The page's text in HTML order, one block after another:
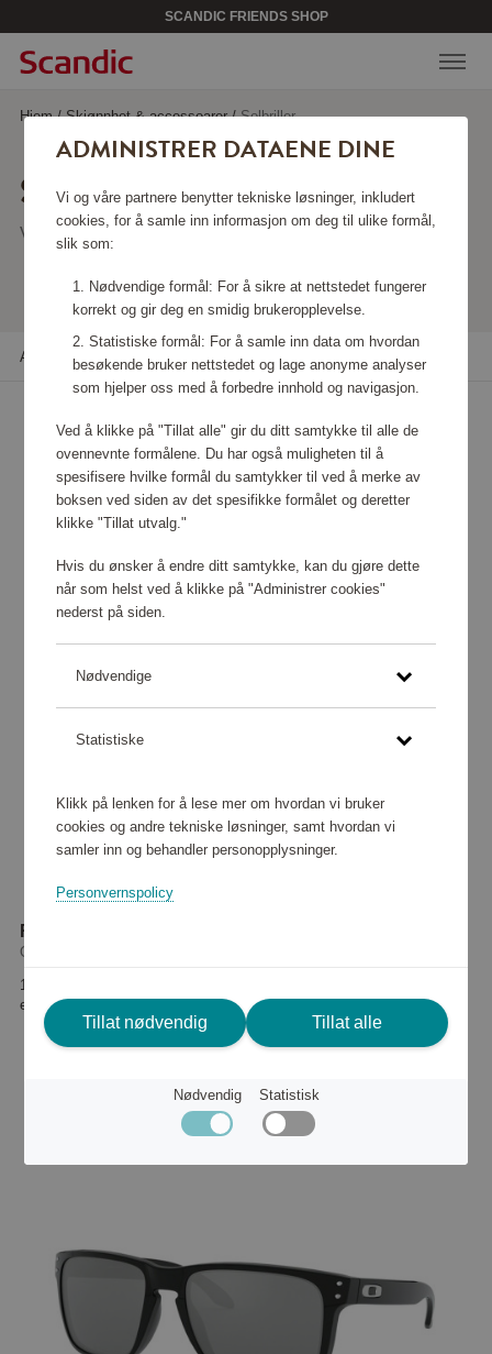
SCANDIC FRIENDS SHOP
Hjem/Skjønnhet & accessoarer/Solbriller
SOLBRILLER
Viser 46 produkter
Alle filtre
Radar EV Road Matte Black
Oakley
193 680 poeng
eller
2 421 kr
ADMINISTRER DATAENE DINE
Vi og våre partnere benytter tekniske løsninger, inkludert
cookies, for å samle inn informasjon om deg til ulike formål,
slik som:
Nødvendige formål: For å sikre at nettstedet fungerer
korrekt og gir deg en smidig brukeropplevelse.
Statistiske formål: For å samle inn data om hvordan
besøkende bruker nettstedet og lage anonyme analyser
som hjelper oss med å forbedre innhold og navigasjon.
Ved å klikke på "Tillat alle" gir du ditt samtykke til alle de
ovennevnte formålene. Du har også muligheten til å
spesifisere hvilke formål du samtykker til ved å merke av
boksen ved siden av det spesifikke formålet og deretter
klikke "Tillat utvalg."
Hvis du ønsker å endre ditt samtykke, kan du gjøre dette
når som helst ved å klikke på "Administrer cookies"
nederst på siden.
Nødvendige
Statistiske
Klikk på lenken for å lese mer om hvordan vi bruker
cookies og andre tekniske løsninger, samt hvordan vi
samler inn og behandler personopplysninger.
Personvernspolicy
Tillat nødvendig Tillat alle
Nødvendig Statistisk